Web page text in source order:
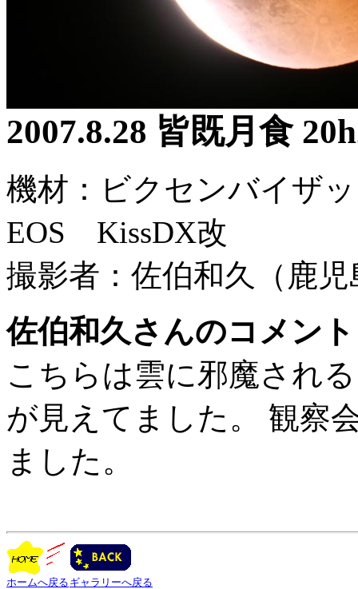
2007.8.28 皆既月食
機材：ビクセンバイザ
EOS KissDX改
撮影者：佐伯和久（鹿
佐伯和久さんのコメン
こちらは雲に邪魔され
が見えてました。 観察
ました。
ホームへ戻る ギャラリーへ戻る